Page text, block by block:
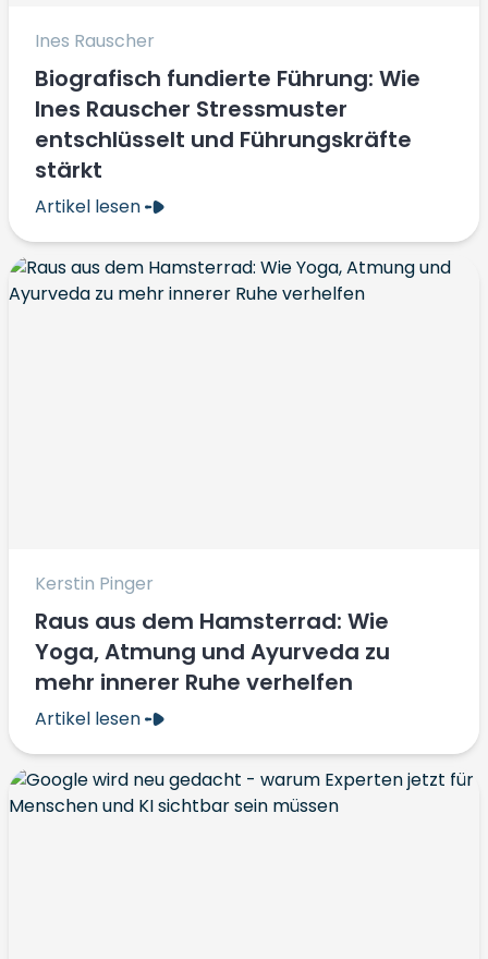
Ines Rauscher
Biografisch fundierte Führung: Wie
Ines Rauscher Stressmuster
entschlüsselt und Führungskräfte
stärkt
Artikel lesen
Kerstin Pinger
Raus aus dem Hamsterrad: Wie
Yoga, Atmung und Ayurveda zu
mehr innerer Ruhe verhelfen
Artikel lesen